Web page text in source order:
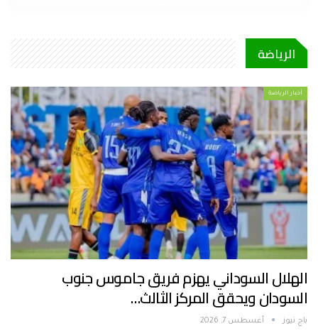
الرياضة
أخبار الرياضة
الهلال السوداني يهزم فريق جاموس جنوب
السودان ويحقق المركز الثالث…
باج نيوز أغسطس 7, 2026